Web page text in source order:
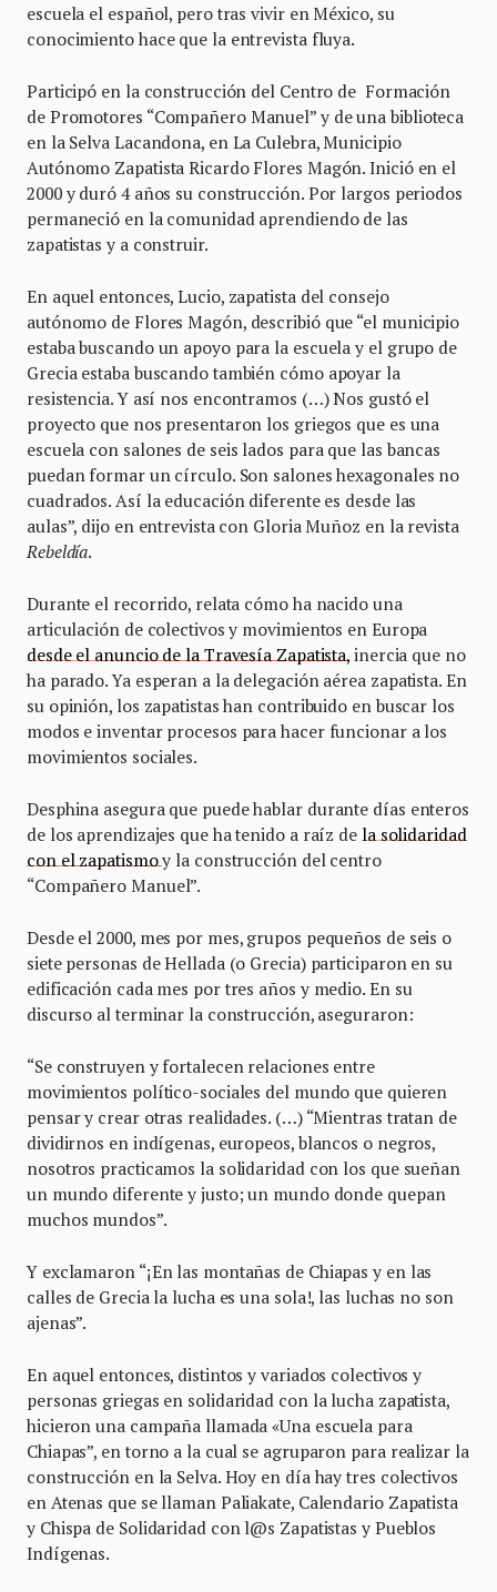
escuela el español, pero tras vivir en México, su
conocimiento hace que la entrevista fluya.
Participó en la construcción del Centro de Formación
de Promotores “Compañero Manuel” y de una biblioteca
en la Selva Lacandona, en La Culebra, Municipio
Autónomo Zapatista Ricardo Flores Magón. Inició en el
2000 y duró 4 años su construcción. Por largos periodos
permaneció en la comunidad aprendiendo de las
zapatistas y a construir.
En aquel entonces, Lucio, zapatista del consejo
autónomo de Flores Magón, describió que “el municipio
estaba buscando un apoyo para la escuela y el grupo de
Grecia estaba buscando también cómo apoyar la
resistencia. Y así nos encontramos (…) Nos gustó el
proyecto que nos presentaron los griegos que es una
escuela con salones de seis lados para que las bancas
puedan formar un círculo. Son salones hexagonales no
cuadrados. Así la educación diferente es desde las
aulas”, dijo en entrevista con Gloria Muñoz en la revista
Rebeldía.
Durante el recorrido, relata cómo ha nacido una
articulación de colectivos y movimientos en Europa
desde el anuncio de la Travesía Zapatista, inercia que no
ha parado. Ya esperan a la delegación aérea zapatista. En
su opinión, los zapatistas han contribuido en buscar los
modos e inventar procesos para hacer funcionar a los
movimientos sociales.
Desphina asegura que puede hablar durante días enteros
de los aprendizajes que ha tenido a raíz de la solidaridad
con el zapatismoy la construcción del centro
“Compañero Manuel”.
Desde el 2000, mes por mes, grupos pequeños de seis o
siete personas de Hellada (o Grecia) participaron en su
edificación cada mes por tres años y medio. En su
discurso al terminar la construcción, aseguraron:
“Se construyen y fortalecen relaciones entre
movimientos político-sociales del mundo que quieren
pensar y crear otras realidades. (…) “Mientras tratan de
dividirnos en indígenas, europeos, blancos o negros,
nosotros practicamos la solidaridad con los que sueñan
un mundo diferente y justo; un mundo donde quepan
muchos mundos”.
Y exclamaron “¡En las montañas de Chiapas y en las
calles de Grecia la lucha es una sola!, las luchas no son
ajenas”.
En aquel entonces, distintos y variados colectivos y
personas griegas en solidaridad con la lucha zapatista,
hicieron una campaña llamada «Una escuela para
Chiapas”, en torno a la cual se agruparon para realizar la
construcción en la Selva. Hoy en día hay tres colectivos
en Atenas que se llaman Paliakate, Calendario Zapatista
y Chispa de Solidaridad con l@s Zapatistas y Pueblos
Indígenas.